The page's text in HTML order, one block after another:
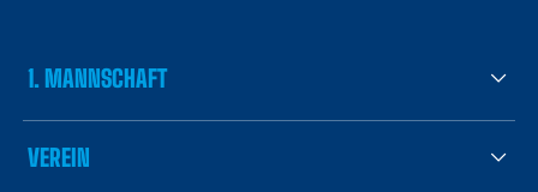
1. MANNSCHAFT
VEREIN